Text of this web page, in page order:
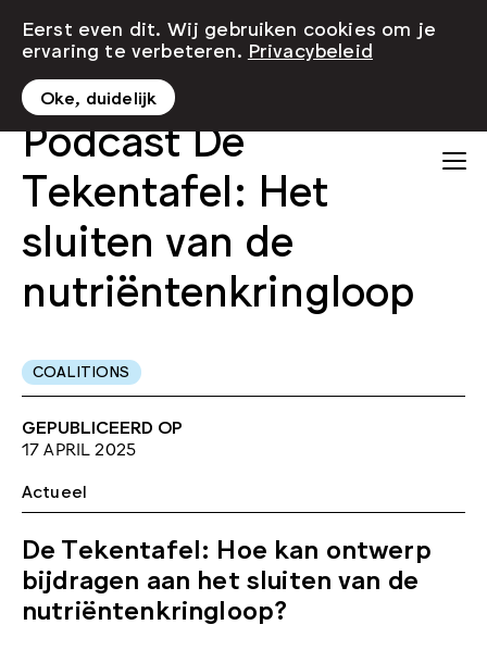
Podcast De
Tekentafel: Het
sluiten van de
nutriëntenkringloop
COALITIONS
GEPUBLICEERD OP
17 APRIL 2025
Actueel
De Tekentafel: Hoe kan ontwerp
bijdragen aan het sluiten van de
nutriëntenkringloop?
Eerst even dit. Wij gebruiken cookies om je
ervaring te verbeteren. Privacybeleid
Oke, duidelijk